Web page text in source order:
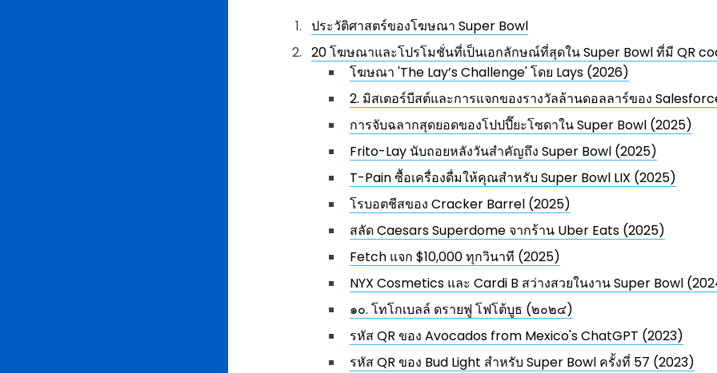
ประวัติศาสตร์ของโฆษณา Super Bowl
20 โฆษณาและโปรโมชั่นที่เป็นเอกลักษณ์ที่สุดใน Super Bowl ที่มี QR
โฆษณา 'The Lay’s Challenge' โดย Lays (2026)
2. มิสเตอร์บีสต์และการแจกของรางวัลล้านดอลลาร์ของ
การจับฉลากสุดยอดของโปปปี๊ยะโซดาใน Super Bowl (2025)
Frito-Lay นับถอยหลังวันสำคัญถึง Super Bowl (2025)
T-Pain ซื้อเครื่องดื่มให้คุณสำหรับ Super Bowl LIX (2025)
โรบอตชีสของ Cracker Barrel (2025)
สลัด Caesars Superdome จากร้าน Uber Eats (2025)
Fetch แจก $10,000 ทุกวินาที (2025)
NYX Cosmetics และ Cardi B สว่างสวยในงาน Super Bowl
๑๐. โทโกเบลล์ ดรายฟู โฟโต้บูธ (๒๐๒๔)
รหัส QR ของ Avocados from Mexico's ChatGPT (2023)
รหัส QR ของ Bud Light สำหรับ Super Bowl ครั้งที่ 57 (2023)